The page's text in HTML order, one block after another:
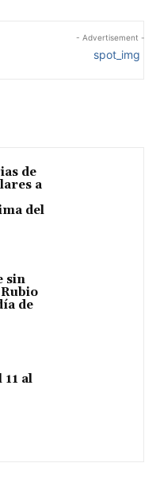
- Advertisement -
de
a
del
sin
de
al